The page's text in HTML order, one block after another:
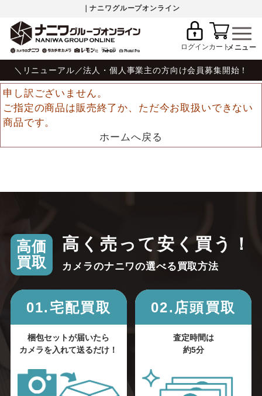
｜ナニワグループオンライン
ログインカート
＼リニューアル／法人・個人事業主の方向け会員募集開始！
申し訳ございません。
ご指定の商品は販売終了か、ただ今お取扱いできない
商品です。
ホームへ戻る
高価
買取
高く売って安く買う！
カメラのナニワの選べる買取方法
01.宅配買取
梱包セットが届いたら
カメラを入れて送るだけ！
02.店頭買取
査定時間は
約5分